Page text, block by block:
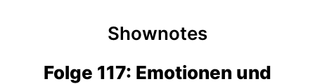
Shownotes
Folge 117: Emotionen und